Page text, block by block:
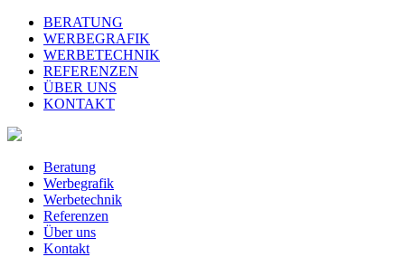
BERATUNG
WERBEGRAFIK
WERBETECHNIK
REFERENZEN
ÜBER UNS
KONTAKT
Beratung
Werbegrafik
Werbetechnik
Referenzen
Über uns
Kontakt